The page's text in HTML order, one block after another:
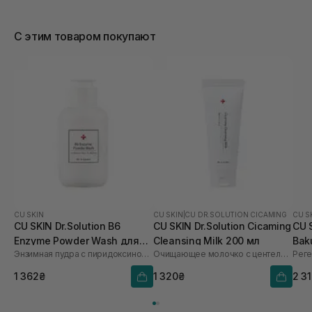
легкий, швидко вбирається і не залишає липкості.
С этим товаром покупают
CU SKIN
CU SKIN Dr.Solution B6
Enzyme Powder Wash для
проблемної та жирної
шкіри 55 г
Энзимная пудра с пиридоксином и каламином
1 362₴
CU SKIN CU DR.SOLUTION CICAMING
CU SKIN Dr.Solution Cicaming
Cleansing Milk 200 мл
Очищающее молочко с центеллой
1 320₴
CU
CU
2